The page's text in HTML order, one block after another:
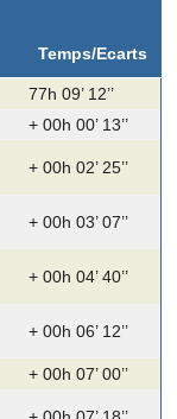
Temps/Ecarts
77h 09’ 12’’
+ 00h 00’ 13’’
+ 00h 02’ 25’’
+ 00h 03’ 07’’
+ 00h 04’ 40’’
+ 00h 06’ 12’’
+ 00h 07’ 00’’